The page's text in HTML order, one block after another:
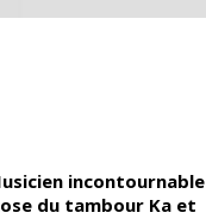
incontournable
du tambour Ka et